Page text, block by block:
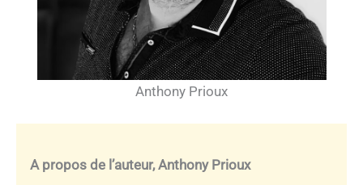
Anthony Prioux
A propos de l’auteur, Anthony Prioux